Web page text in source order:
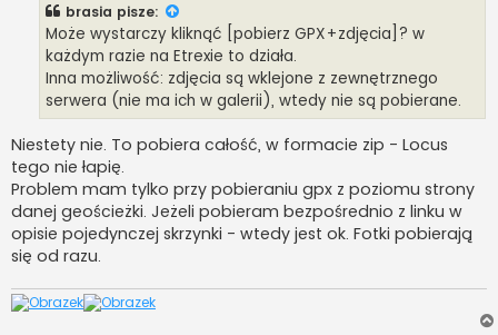
brasia pisze:
Może wystarczy kliknąć [pobierz GPX+zdjęcia]? w
każdym razie na Etrexie to działa.
Inna możliwość: zdjęcia są wklejone z zewnętrznego
serwera (nie ma ich w galerii), wtedy nie są pobierane.
Niestety nie. To pobiera całość, w formacie zip - Locus
tego nie łapię.
Problem mam tylko przy pobieraniu gpx z poziomu strony
danej geościeżki. Jeżeli pobieram bezpośrednio z linku w
opisie pojedynczej skrzynki - wtedy jest ok. Fotki pobierają
się od razu.